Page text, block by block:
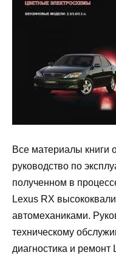
Все материалы книги
руководство по
полученном в
Lexus RX
автомеханиками.
техническому
диагностика и